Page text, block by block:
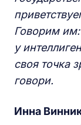
Говорим
у
своя точка
говори.
Инна